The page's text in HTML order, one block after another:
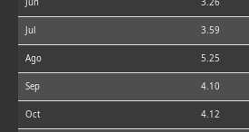
Jun 3.26
Jul 3.59
Ago 5.25
Sep 4.10
Oct 4.12